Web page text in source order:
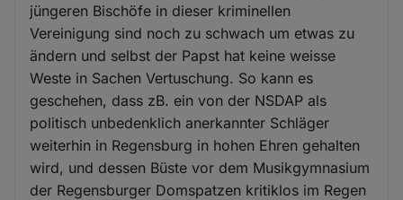
jüngeren Bischöfe in dieser kriminellen
Vereinigung sind noch zu schwach um etwas zu
ändern und selbst der Papst hat keine weisse
Weste in Sachen Vertuschung. So kann es
geschehen, dass zB. ein von der NSDAP als
politisch unbedenklich anerkannter Schläger
weiterhin in Regensburg in hohen Ehren gehalten
wird, und dessen Büste vor dem Musikgymnasium
der Regensburger Domspatzen kritiklos im Regen